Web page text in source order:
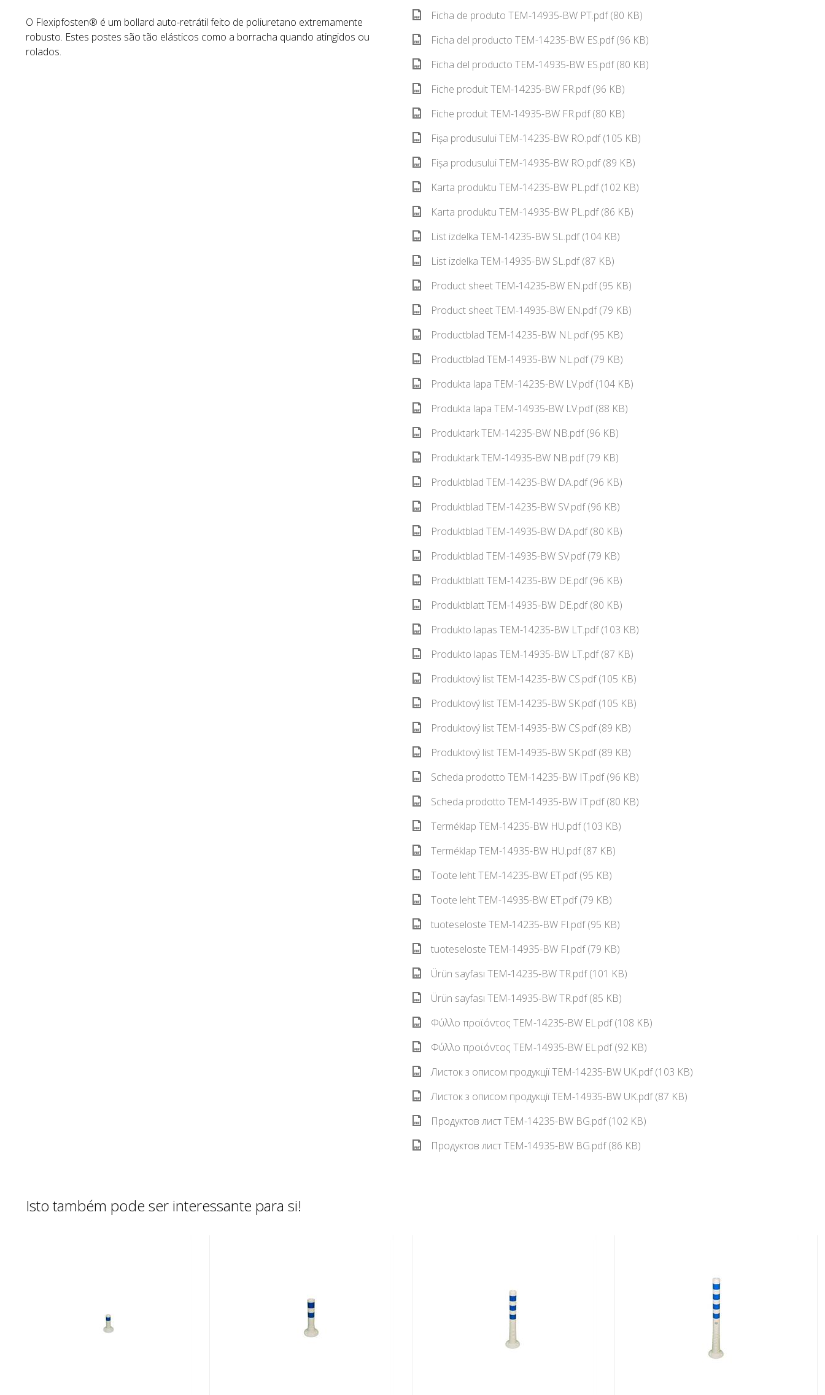
O Flexipfosten® é um bollard auto-retrátil feito de poliuretano extremamente
robusto. Estes postes são tão elásticos como a borracha quando atingidos ou
rolados.
Ficha de produto TEM-14935-BW PT.pdf (80 KB)
Ficha del producto TEM-14235-BW ES.pdf (96 KB)
Ficha del producto TEM-14935-BW ES.pdf (80 KB)
Fiche produit TEM-14235-BW FR.pdf (96 KB)
Fiche produit TEM-14935-BW FR.pdf (80 KB)
Fișa produsului TEM-14235-BW RO.pdf (105 KB)
Fișa produsului TEM-14935-BW RO.pdf (89 KB)
Karta produktu TEM-14235-BW PL.pdf (102 KB)
Karta produktu TEM-14935-BW PL.pdf (86 KB)
List izdelka TEM-14235-BW SL.pdf (104 KB)
List izdelka TEM-14935-BW SL.pdf (87 KB)
Product sheet TEM-14235-BW EN.pdf (95 KB)
Product sheet TEM-14935-BW EN.pdf (79 KB)
Productblad TEM-14235-BW NL.pdf (95 KB)
Productblad TEM-14935-BW NL.pdf (79 KB)
Produkta lapa TEM-14235-BW LV.pdf (104 KB)
Produkta lapa TEM-14935-BW LV.pdf (88 KB)
Produktark TEM-14235-BW NB.pdf (96 KB)
Produktark TEM-14935-BW NB.pdf (79 KB)
Produktblad TEM-14235-BW DA.pdf (96 KB)
Produktblad TEM-14235-BW SV.pdf (96 KB)
Produktblad TEM-14935-BW DA.pdf (80 KB)
Produktblad TEM-14935-BW SV.pdf (79 KB)
Produktblatt TEM-14235-BW DE.pdf (96 KB)
Produktblatt TEM-14935-BW DE.pdf (80 KB)
Produkto lapas TEM-14235-BW LT.pdf (103 KB)
Produkto lapas TEM-14935-BW LT.pdf (87 KB)
Produktový list TEM-14235-BW CS.pdf (105 KB)
Produktový list TEM-14235-BW SK.pdf (105 KB)
Produktový list TEM-14935-BW CS.pdf (89 KB)
Produktový list TEM-14935-BW SK.pdf (89 KB)
Scheda prodotto TEM-14235-BW IT.pdf (96 KB)
Scheda prodotto TEM-14935-BW IT.pdf (80 KB)
Terméklap TEM-14235-BW HU.pdf (103 KB)
Terméklap TEM-14935-BW HU.pdf (87 KB)
Toote leht TEM-14235-BW ET.pdf (95 KB)
Toote leht TEM-14935-BW ET.pdf (79 KB)
tuoteseloste TEM-14235-BW FI.pdf (95 KB)
tuoteseloste TEM-14935-BW FI.pdf (79 KB)
Ürün sayfası TEM-14235-BW TR.pdf (101 KB)
Ürün sayfası TEM-14935-BW TR.pdf (85 KB)
Φύλλο προϊόντος TEM-14235-BW EL.pdf (108 KB)
Φύλλο προϊόντος TEM-14935-BW EL.pdf (92 KB)
Листок з описом продукції TEM-14235-BW UK.pdf (103 KB)
Листок з описом продукції TEM-14935-BW UK.pdf (87 KB)
Продуктов лист TEM-14235-BW BG.pdf (102 KB)
Продуктов лист TEM-14935-BW BG.pdf (86 KB)
Isto também pode ser interessante para si!